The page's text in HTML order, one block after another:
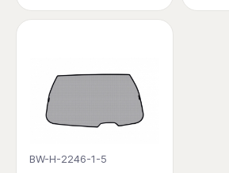
BW-H-2246-1-5